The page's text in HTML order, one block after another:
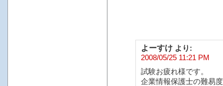
よーすけ より:
2008/05/25 11:21 PM
試験お疲れ様です。
企業情報保護士の難易